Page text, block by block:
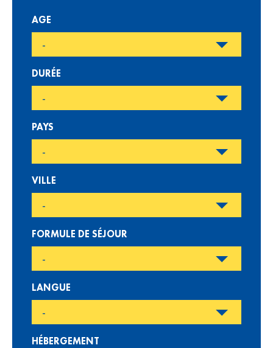
AGE
DURÉE
PAYS
VILLE
FORMULE DE SÉJOUR
LANGUE
HÉBERGEMENT